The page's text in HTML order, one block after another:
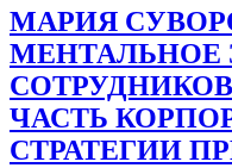
МАРИЯ
МЕНТАЛЬНОЕ
ЧАСТЬ
СТРАТЕГИИ